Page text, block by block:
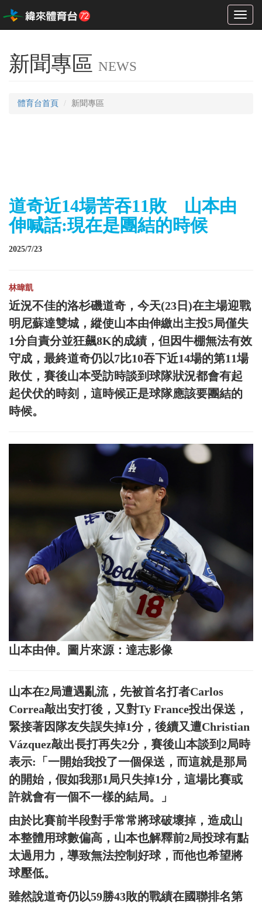
Toggle
新聞專區 NEWS
體育台首頁 新聞專區
道奇近14場苦吞11敗 山本由
伸喊話:現在是團結的時候
2025/7/23
林暐凱
近況不佳的洛杉磯道奇，今天(23日)在主場迎戰
明尼蘇達雙城，縱使山本由伸繳出主投5局僅失
1分自責分並狂飆8K的成績，但因牛棚無法有效
守成，最終道奇仍以7比10吞下近14場的第11場
敗仗，賽後山本受訪時談到球隊狀況都會有起
起伏伏的時刻，這時候正是球隊應該要團結的
時候。
山本由伸。圖片來源：達志影像
山本在2局遭遇亂流，先被首名打者Carlos
Correa敲出安打後，又對Ty France投出保送，
緊接著因隊友失誤失掉1分，後續又遭Christian
Vázquez敲出長打再失2分，賽後山本談到2局時
表示:「一開始我投了一個保送，而這就是那局
的開始，假如我那1局只失掉1分，這場比賽或
許就會有一個不一樣的結局。」
由於比賽前半段對手常常將球破壞掉，造成山
本整體用球數偏高，山本也解釋前2局投球有點
太過用力，導致無法控制好球，而他也希望將
球壓低。
雖然說道奇仍以59勝43敗的戰績在國聯排名第